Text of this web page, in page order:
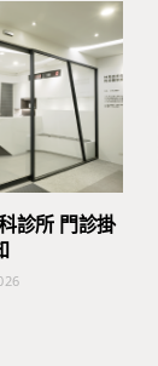
診所 門診掛